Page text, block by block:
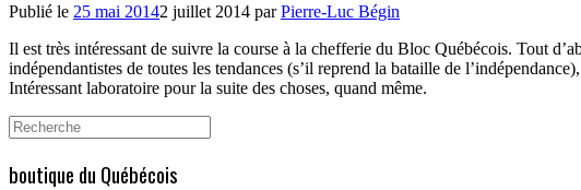
Publié le 25 mai 20142 juillet 2014 parPierre-Luc Bégin
Il est très intéressant de suivre la course à la chefferie du Bloc Québécois. Tout
indépendantistes de toutes les tendances (s’il reprend la bataille de
Intéressant laboratoire pour la suite des choses, quand même.
Search
for:
boutique du Québécois